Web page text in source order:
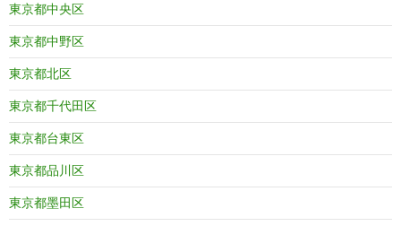
東京都中央区
東京都中野区
東京都北区
東京都千代田区
東京都台東区
東京都品川区
東京都墨田区